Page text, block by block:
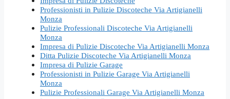
Professionisti in Pulizie Discoteche Via Artigianelli
Monza
Pulizie Professionali Discoteche Via Artigianelli
Monza
Impresa di Pulizie Discoteche Via Artigianelli Monza
Ditta Pulizie Discoteche Via Artigianelli Monza
Impresa di Pulizie Garage
Professionisti in Pulizie Garage Via Artigianelli
Monza
Pulizie Professionali Garage Via Artigianelli Monza